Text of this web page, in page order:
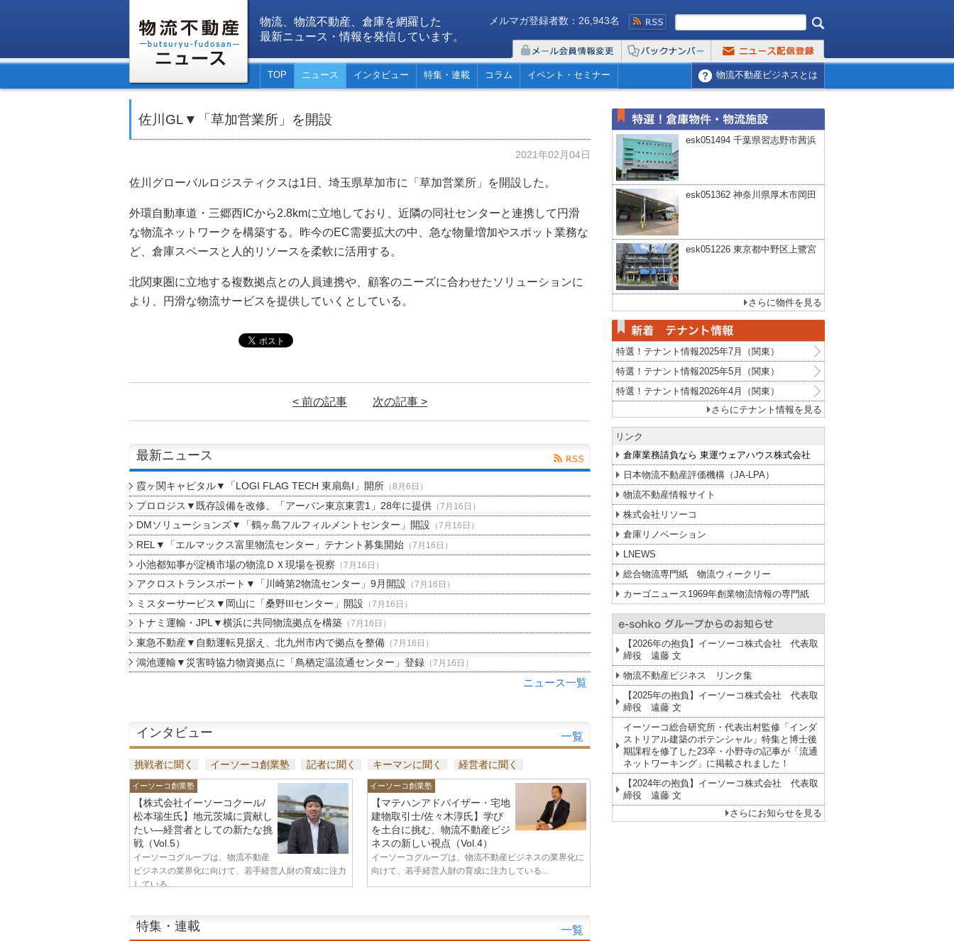
物流、物流不動産、倉庫を網羅した
最新ニュース・情報を発信しています。
メルマガ登録者数：26,943名
TOP ニュース インタビュー 特集・連載 コラム イベント・セミナー 物流不動産ビジネスとは
佐川GL▼「草加営業所」を開設
2021年02月04日
佐川グローバルロジスティクスは1日、埼玉県草加市に「草加営業所」を開設した。
外環自動車道・三郷西ICから2.8kmに立地しており、近隣の同社センターと連携して円滑
な物流ネットワークを構築する。昨今のEC需要拡大の中、急な物量増加やスポット業務な
ど、倉庫スペースと人的リソースを柔軟に活用する。
北関東圏に立地する複数拠点との人員連携や、顧客のニーズに合わせたソリューションに
より、円滑な物流サービスを提供していくとしている。
< 前の記事 次の記事 >
最新ニュース
霞ヶ関キャピタル▼「LOGI FLAG TECH 東扇島I」開所（8月6日）
プロロジス▼既存設備を改修、「アーバン東京東雲1」28年に提供（7月16日）
DMソリューションズ▼「鶴ヶ島フルフィルメントセンター」開設 （7月16日）
REL▼「エルマックス富里物流センター」テナント募集開始（7月16日）
小池都知事が淀橋市場の物流ＤＸ現場を視察 （7月16日）
アクロストランスポート▼「川崎第2物流センター」9月開設 （7月16日）
ミスターサービス▼岡山に「桑野IIIセンター」開設 （7月16日）
トナミ運輸・JPL▼横浜に共同物流拠点を構築（7月16日）
東急不動産▼自動運転見据え、北九州市内で拠点を整備（7月16日）
鴻池運輸▼災害時協力物資拠点に「鳥栖定温流通センター」登録（7月16日）
ニュース一覧
インタビュー 一覧
挑戦者に聞く イーソーコ創業塾 記者に聞く キーマンに聞く 経営者に聞く
イーソーコ創業塾
【株式会社イーソーコクール/
松本瑞生氏】地元茨城に貢献し
たい—経営者としての新たな挑
戦（Vol.5）
イーソーコグループは、物流不動産
ビジネスの業界化に向けて、若手経営人財の育成に注力
している...
イーソーコ創業塾
【マテハンアドバイザー・宅地
建物取引士/佐々木淳氏】学び
を土台に挑む、物流不動産ビジ
ネスの新しい視点（Vol.4）
イーソーコグループは、物流不動産ビジネスの業界化に
向けて、若手経営人財の育成に注力している...
特集・連載 一覧
esk051494 千葉県習志野市茜浜
esk051362 神奈川県厚木市岡田
esk051226 東京都中野区上鷺宮
さらに物件を見る
特選！テナント情報2025年7月（関東）
特選！テナント情報2025年5月（関東）
特選！テナント情報2026年4月（関東）
さらにテナント情報を見る
リンク
倉庫業務請負なら 東運ウェアハウス株式会社
日本物流不動産評価機構（JA-LPA）
物流不動産情報サイト
株式会社リソーコ
倉庫リノベーション
LNEWS
総合物流専門紙 物流ウィークリー
カーゴニュース1969年創業物流情報の専門紙
【2026年の抱負】イーソーコ株式会社 代表取
締役 遠藤 文
物流不動産ビジネス リンク集
【2025年の抱負】イーソーコ株式会社 代表取
締役 遠藤 文
イーソーコ総合研究所・代表出村監修「インダ
ストリアル建築のポテンシャル」特集と博士後
期課程を修了した23卒・小野寺の記事が「流通
ネットワーキング」に掲載されました！
【2024年の抱負】イーソーコ株式会社 代表取
締役 遠藤 文
さらにお知らせを見る